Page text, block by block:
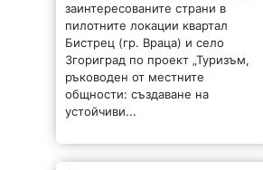
заинтересованите страни в
пилотните локации квартал
Бистрец (гр. Враца) и село
Згориград по проект „Туризъм,
ръководен от местните
общности: създаване на
устойчиви...